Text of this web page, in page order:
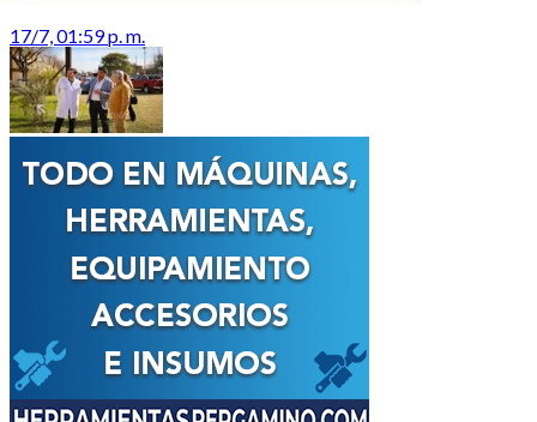
17/7, 01:59 p. m.